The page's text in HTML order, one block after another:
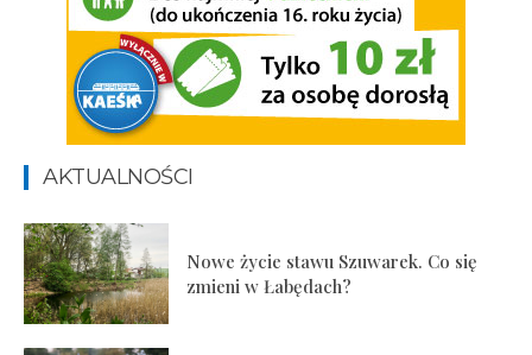
AKTUALNOŚCI
Nowe życie stawu Szuwarek. Co się
zmieni w Łabędach?